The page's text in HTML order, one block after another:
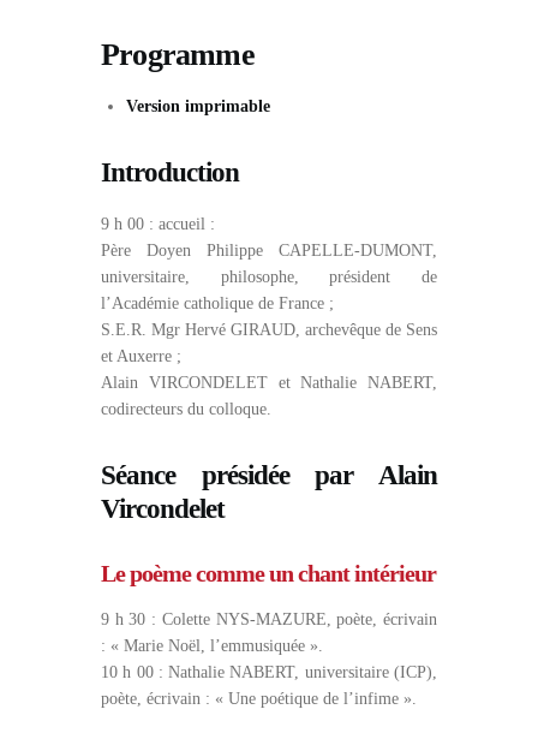
Programme
Version imprimable
Introduction
9 h 00 : accueil :
Père Doyen Philippe CAPELLE-DUMONT,
universitaire, philosophe, président de
l’Académie catholique de France ;
S.E.R. Mgr Hervé GIRAUD, archevêque de Sens
et Auxerre ;
Alain VIRCONDELET et Nathalie NABERT,
codirecteurs du colloque.
Séance présidée par Alain
Vircondelet
Le poème comme un chant intérieur
9 h 30 : Colette NYS-MAZURE, poète, écrivain
: « Marie Noël, l’emmusiquée ».
10 h 00 : Nathalie NABERT, universitaire (ICP),
poète, écrivain : « Une poétique de l’infime ».